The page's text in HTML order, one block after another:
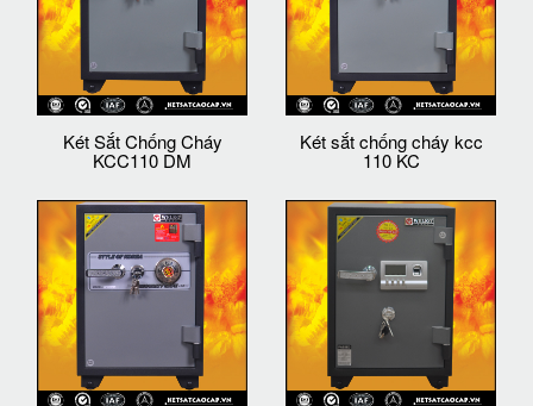
Két Sắt Chống Cháy
KCC110 DM
Két sắt chống cháy kcc
110 KC